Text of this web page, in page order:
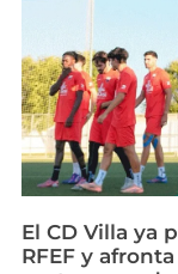
El CD Villa ya
RFEF y